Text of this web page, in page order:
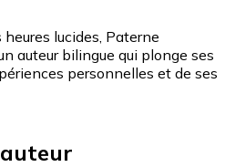
lucides, Paterne
auteur bilingue qui plonge ses
personnelles et de ses